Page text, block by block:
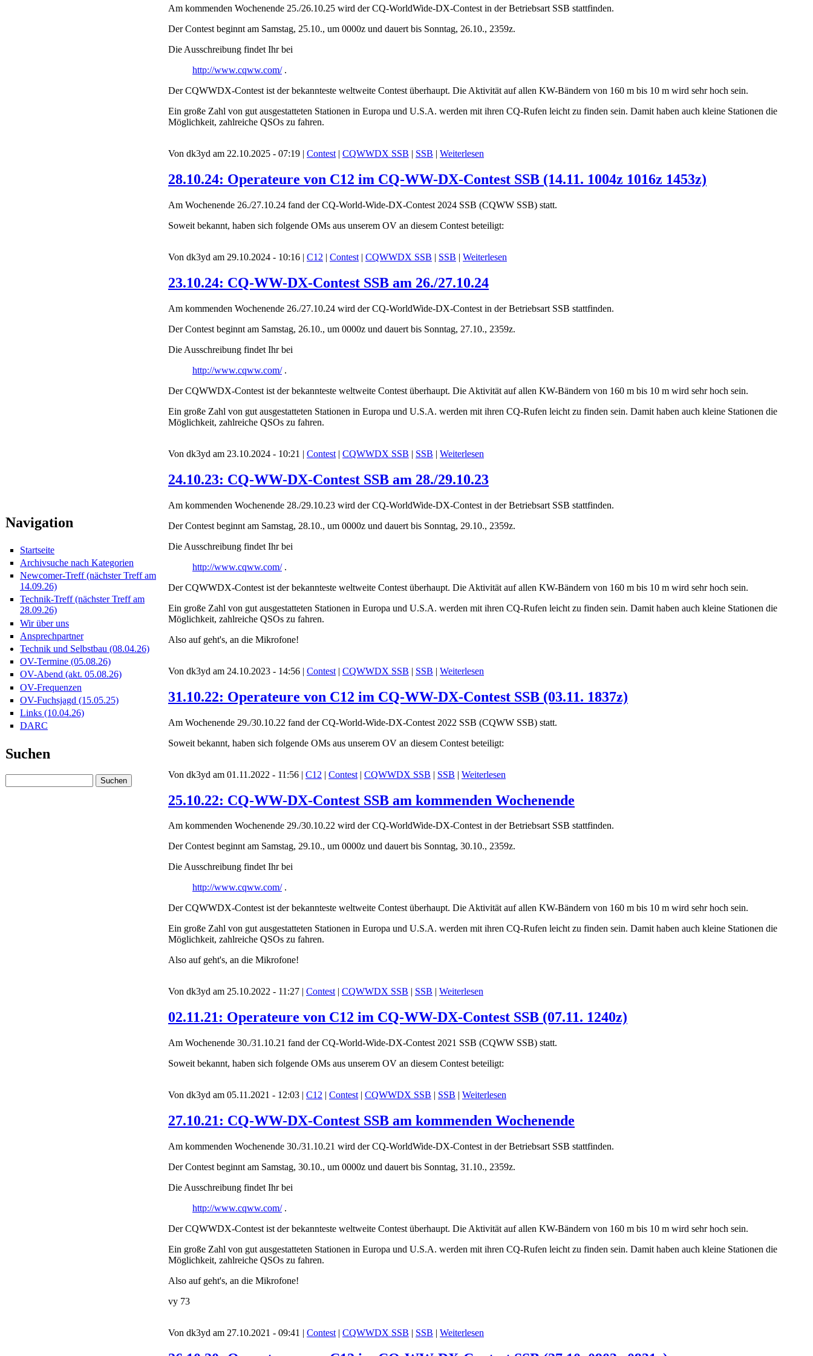
Navigation
Startseite
Archivsuche nach Kategorien
Newcomer-Treff (nächster Treff am
14.09.26)
Technik-Treff (nächster Treff am
28.09.26)
Wir über uns
Ansprechpartner
Technik und Selbstbau (08.04.26)
OV-Termine (05.08.26)
OV-Abend (akt. 05.08.26)
OV-Frequenzen
OV-Fuchsjagd (15.05.25)
Links (10.04.26)
DARC
Suchen
Am kommenden Wochenende 25./26.10.25 wird der CQ-WorldWide-DX-Contest in der Betriebsart SSB stattfinden.
Der Contest beginnt am Samstag, 25.10., um 0000z und dauert bis Sonntag, 26.10., 2359z.
Die Ausschreibung findet Ihr bei
http://www.cqww.com/.
Der CQWWDX-Contest ist der bekannteste weltweite Contest überhaupt. Die Aktivität auf allen KW-Bändern von 160 m bis 10 m wird sehr hoch sein.
Ein große Zahl von gut ausgestatteten Stationen in Europa und U.S.A. werden mit ihren CQ-Rufen leicht zu finden sein. Damit haben auch kleine Stationen die
Möglichkeit, zahlreiche QSOs zu fahren.
Von dk3yd am 22.10.2025 - 07:19 | Contest| CQWWDX SSB | SSB | Weiterlesen
28.10.24: Operateure von C12 im CQ-WW-DX-Contest SSB (14.11. 1004z 1016z 1453z)
Am Wochenende 26./27.10.24 fand der CQ-World-Wide-DX-Contest 2024 SSB (CQWW SSB) statt.
Soweit bekannt, haben sich folgende OMs aus unserem OV an diesem Contest beteiligt:
Von dk3yd am 29.10.2024 - 10:16 | C12 | Contest | CQWWDX SSB | SSB | Weiterlesen
23.10.24: CQ-WW-DX-Contest SSB am 26./27.10.24
Am kommenden Wochenende 26./27.10.24 wird der CQ-WorldWide-DX-Contest in der Betriebsart SSB stattfinden.
Der Contest beginnt am Samstag, 26.10., um 0000z und dauert bis Sonntag, 27.10., 2359z.
Die Ausschreibung findet Ihr bei
http://www.cqww.com/.
Der CQWWDX-Contest ist der bekannteste weltweite Contest überhaupt. Die Aktivität auf allen KW-Bändern von 160 m bis 10 m wird sehr hoch sein.
Ein große Zahl von gut ausgestatteten Stationen in Europa und U.S.A. werden mit ihren CQ-Rufen leicht zu finden sein. Damit haben auch kleine Stationen die
Möglichkeit, zahlreiche QSOs zu fahren.
Von dk3yd am 23.10.2024 - 10:21 | Contest | CQWWDX SSB | SSB | Weiterlesen
24.10.23: CQ-WW-DX-Contest SSB am 28./29.10.23
Am kommenden Wochenende 28./29.10.23 wird der CQ-WorldWide-DX-Contest in der Betriebsart SSB stattfinden.
Der Contest beginnt am Samstag, 28.10., um 0000z und dauert bis Sonntag, 29.10., 2359z.
Die Ausschreibung findet Ihr bei
http://www.cqww.com/.
Der CQWWDX-Contest ist der bekannteste weltweite Contest überhaupt. Die Aktivität auf allen KW-Bändern von 160 m bis 10 m wird sehr hoch sein.
Ein große Zahl von gut ausgestatteten Stationen in Europa und U.S.A. werden mit ihren CQ-Rufen leicht zu finden sein. Damit haben auch kleine Stationen die
Möglichkeit, zahlreiche QSOs zu fahren.
Also auf geht's, an die Mikrofone!
Von dk3yd am 24.10.2023 - 14:56 | Contest | CQWWDX SSB | SSB | Weiterlesen
31.10.22: Operateure von C12 im CQ-WW-DX-Contest SSB (03.11. 1837z)
Am Wochenende 29./30.10.22 fand der CQ-World-Wide-DX-Contest 2022 SSB (CQWW SSB) statt.
Soweit bekannt, haben sich folgende OMs aus unserem OV an diesem Contest beteiligt:
Von dk3yd am 01.11.2022 - 11:56 | C12 | Contest | CQWWDX SSB | SSB | Weiterlesen
25.10.22: CQ-WW-DX-Contest SSB am kommenden Wochenende
Am kommenden Wochenende 29./30.10.22 wird der CQ-WorldWide-DX-Contest in der Betriebsart SSB stattfinden.
Der Contest beginnt am Samstag, 29.10., um 0000z und dauert bis Sonntag, 30.10., 2359z.
Die Ausschreibung findet Ihr bei
http://www.cqww.com/.
Der CQWWDX-Contest ist der bekannteste weltweite Contest überhaupt. Die Aktivität auf allen KW-Bändern von 160 m bis 10 m wird sehr hoch sein.
Ein große Zahl von gut ausgestatteten Stationen in Europa und U.S.A. werden mit ihren CQ-Rufen leicht zu finden sein. Damit haben auch kleine Stationen die
Möglichkeit, zahlreiche QSOs zu fahren.
Also auf geht's, an die Mikrofone!
Von dk3yd am 25.10.2022 - 11:27 | Contest| CQWWDX SSB SSB Weiterlesen
02.11.21: Operateure von C12 im CQ-WW-DX-Contest SSB (07.11. 1240z)
Am Wochenende 30./31.10.21 fand der CQ-World-Wide-DX-Contest 2021 SSB (CQWW SSB) statt.
Soweit bekannt, haben sich folgende OMs aus unserem OV an diesem Contest beteiligt:
Von dk3yd am 05.11.2021 - 12:03 | C12 | Contest | CQWWDX SSB | SSB | Weiterlesen
27.10.21: CQ-WW-DX-Contest SSB am kommenden Wochenende
Am kommenden Wochenende 30./31.10.21 wird der CQ-WorldWide-DX-Contest in der Betriebsart SSB stattfinden.
Der Contest beginnt am Samstag, 30.10., um 0000z und dauert bis Sonntag, 31.10., 2359z.
Die Ausschreibung findet Ihr bei
http://www.cqww.com/.
Der CQWWDX-Contest ist der bekannteste weltweite Contest überhaupt. Die Aktivität auf allen KW-Bändern von 160 m bis 10 m wird sehr hoch sein.
Ein große Zahl von gut ausgestatteten Stationen in Europa und U.S.A. werden mit ihren CQ-Rufen leicht zu finden sein. Damit haben auch kleine Stationen die
Möglichkeit, zahlreiche QSOs zu fahren.
Also auf geht's, an die Mikrofone!
vy 73
Von dk3yd am 27.10.2021 - 09:41 | Contest | CQWWDX SSB | SSB | Weiterlesen